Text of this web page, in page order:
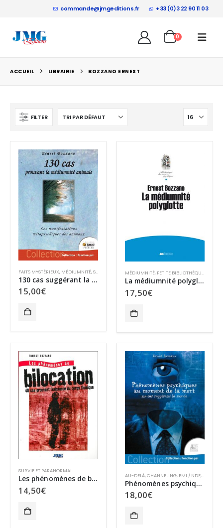
commande@jmgeditions.fr +33 (0)3 22 90 11 03
0
ACCUEIL LIBRAIRIE BOZZANO ERNEST
FILTER
FAITS MYSTÉRIEUX, MÉDIUMNITÉ,SURVIE ANIMALE ,SURVIE ET PARANORMAL
130 cas suggérant la médiumnité animale
15,00€
MÉDIUMNITÉ, PETITE BIBLIOTHÈQUE DES SCIENCES PSYCHIQUES
La médiumnité polyglotte
17,50€
SURVIE ET PARANORMAL
Les phénomènes de bilocation
14,50€
AU-DELÀ,CHANNELING, EMI / NDE,
Phénomènes psychiques au moment de la mort
18,00€